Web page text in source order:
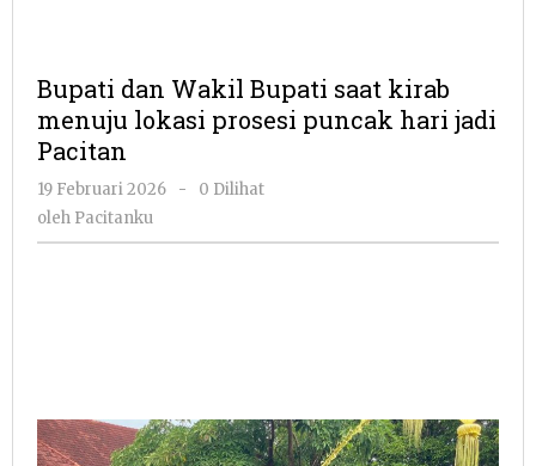
Bupati dan Wakil Bupati saat kirab
menuju lokasi prosesi puncak hari jadi
Pacitan
19 Februari 2026
oleh
-
0 Dilihat
oleh Pacitanku